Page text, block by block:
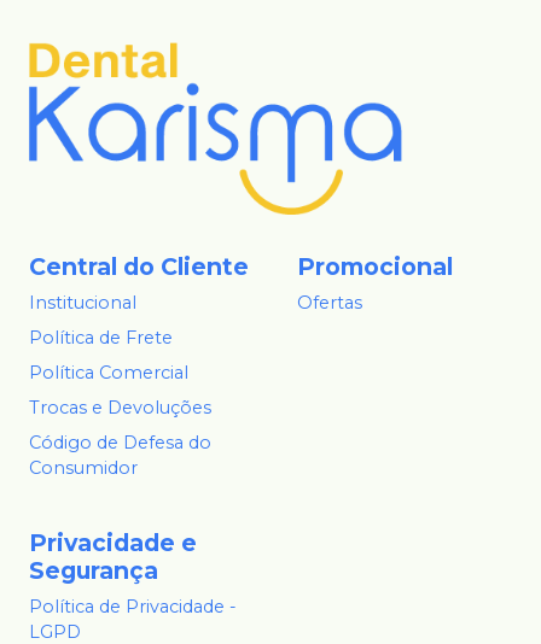
Central do Cliente
Institucional
Política de Frete
Política Comercial
Trocas e Devoluções
Código de Defesa do
Consumidor
Promocional
Ofertas
Privacidade e
Segurança
Política de Privacidade -
LGPD